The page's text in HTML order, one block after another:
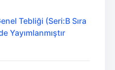
Tebliği (Seri:B Sıra
Yayımlanmıştır